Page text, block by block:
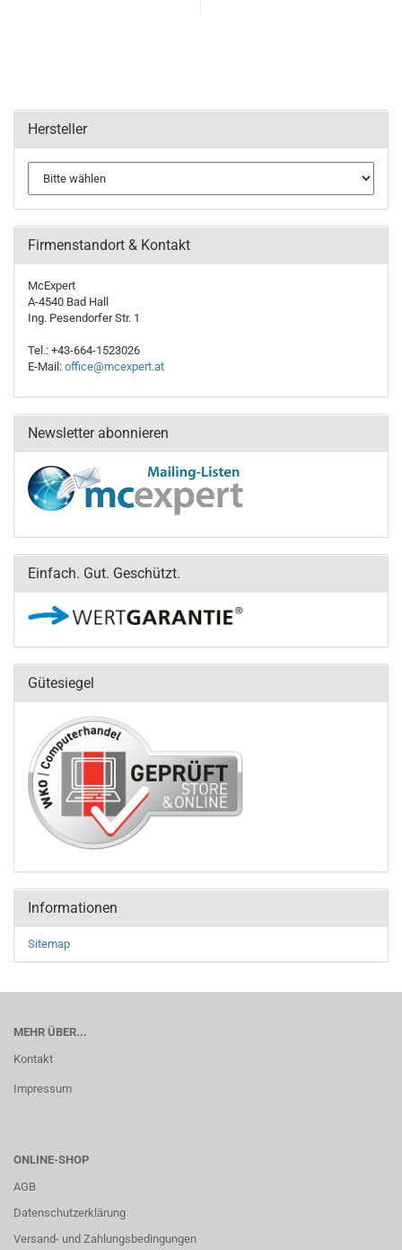
Hersteller
Firmenstandort & Kontakt
McExpert
A-4540 Bad Hall
Ing. Pesendorfer Str. 1
Tel.: +43-664-1523026
E-Mail: office@mcexpert.at
Newsletter abonnieren
Einfach. Gut. Geschützt.
Gütesiegel
Informationen
Sitemap
MEHR ÜBER...
Kontakt
Impressum
ONLINE-SHOP
AGB
Datenschutzerklärung
Versand- und Zahlungsbedingungen